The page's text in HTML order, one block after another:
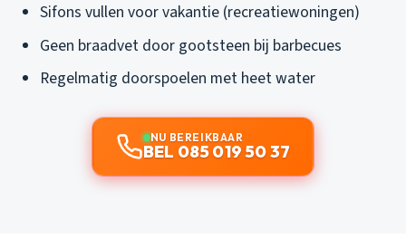
Sifons vullen voor vakantie (recreatiewoningen)
Geen braadvet door gootsteen bij barbecues
Regelmatig doorspoelen met heet water
NU BEREIKBAAR
BEL 085 019 50 37